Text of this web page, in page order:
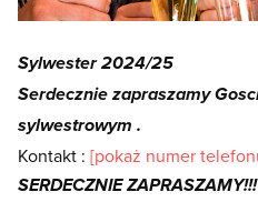
Sylwester 2024/25
Serdecznie zapraszamy
sylwestrowym .
Kontakt : [pokaż numer
SERDECZNIE ZAPRASZAMY!!!